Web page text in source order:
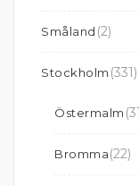
Småland (2)
Stockholm (331)
Östermalm
Bromma(22)